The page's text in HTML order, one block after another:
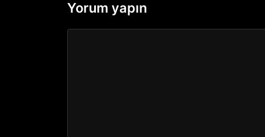
Yorum yapın